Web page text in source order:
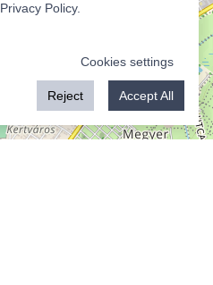
Privacy Policy.
Cookies settings
Reject Accept All